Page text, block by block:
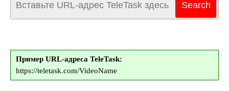
Пример URL-адреса TeleTask:
https://teletask.com/VideoName